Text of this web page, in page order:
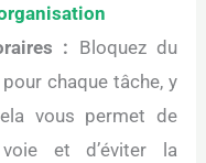
: Bloquez du
chaque tâche, y
vous permet de
et d’éviter la